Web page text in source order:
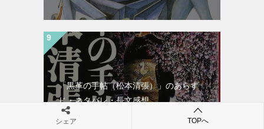
「黒革の手帖（松本清張）」のあらす
じ・ネタバレ・長文感想
シェア TOPへ